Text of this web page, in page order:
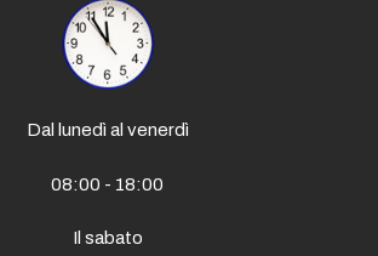
Dal lunedì al venerdì
08:00 - 18:00
Il sabato